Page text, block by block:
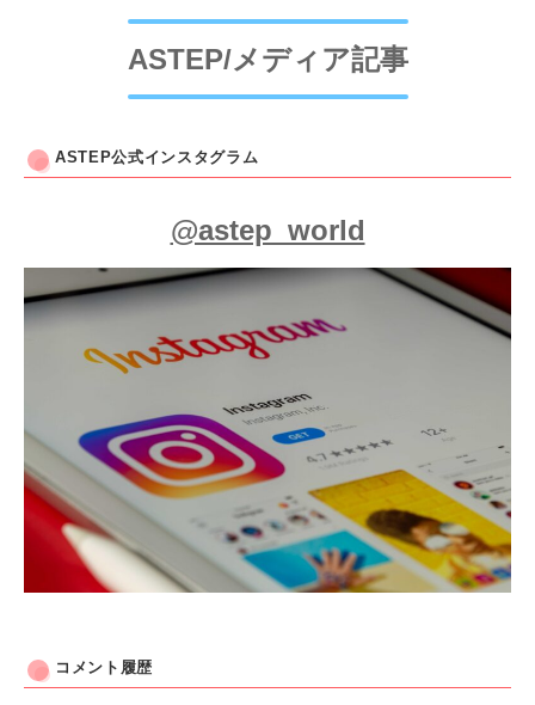
ASTEP/メディア記事
ASTEP公式インスタグラム
@astep_world
コメント履歴